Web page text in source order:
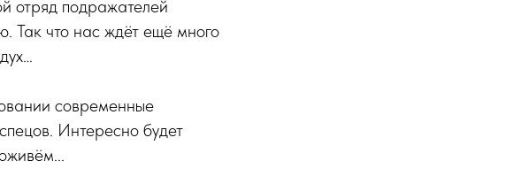
отряд подражателей
Так что нас ждёт ещё много
современные
Интересно будет